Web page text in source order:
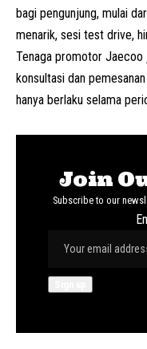
bagi pengunjung, mulai
menarik, sesi test drive,
Tenaga promotor Jaecoo
konsultasi dan
hanya berlaku selama
Join
Subscribe to our